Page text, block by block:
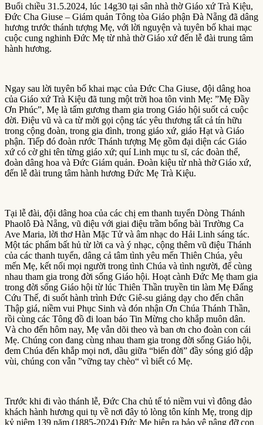
Buổi chiều 31.5.2024, lúc 14g30 tại sân nhà thờ Giáo xứ Trà Kiệu,
Đức Cha Giuse – Giám quản Tông tòa Giáo phận Đà Nẵng đã dâng
hương trước thánh tượng Mẹ, với lời nguyện và tuyên bố khai mạc
cuộc cung nghinh Đức Mẹ từ nhà thờ Giáo xứ đến lễ đài trung tâm
hành hương.
Ngay sau lời tuyên bố khai mạc của Đức Cha Giuse, đội dâng hoa
của Giáo xứ Trà Kiệu đã tung một trời hoa tôn vinh Mẹ: ”Mẹ Đầy
Ơn Phúc”, Mẹ là tấm gương tham gia trong Giáo hội suốt cả cuộc
đời. Điệu vũ và ca từ mời gọi cộng tác yêu thương tất cả tín hữu
trong cộng đoàn, trong gia đình, trong giáo xứ, giáo Hạt và Giáo
phận. Tiếp đó đoàn rước Thánh tượng Mẹ gồm đại diện các Giáo
xứ có cờ ghi tên từng giáo xứ; quí Linh mục tu sĩ, các đoàn thể,
đoàn dâng hoa và Đức Giám quản. Đoàn kiệu từ nhà thờ Giáo xứ,
đến lễ đài trung tâm hành hương Đức Mẹ Trà Kiệu.
Tại lễ đài, đội dâng hoa của các chị em thanh tuyển Dòng Thánh
Phaolô Đà Nẵng, vũ điệu với giai điệu trầm bổng bài Trường Ca
Ave Maria, lời thơ Hàn Mặc Tử và âm nhạc do Hải Linh sáng tác.
Một tác phẩm bất hủ từ lời ca và ý nhạc, cộng thêm vũ điệu Thánh
của các thanh tuyển, dâng cả tâm tình yêu mến Thiên Chúa, yêu
mến Mẹ, kết nối mọi người trong tình Chúa và tình người, để cùng
nhau tham gia trong đời sống Giáo hội. Hoạt cành Đức Mẹ tham gia
trong đời sống Giáo hội từ lúc Thiên Thần truyền tin làm Mẹ Đấng
Cứu Thế, đi suốt hành trình Đức Giê-su giảng dạy cho đến chân
Thập giá, niềm vui Phục Sinh và đón nhận Ơn Chúa Thánh Thần,
rồi cùng các Tông đồ đi loan báo Tin Mừng cho khắp muôn dân.
Và cho đến hôm nay, Mẹ vẫn dõi theo và ban ơn cho đoàn con cái
Mẹ. Chúng con đang cùng nhau tham gia trong đời sống Giáo hội,
đem Chúa đến khắp mọi nơi, dầu giữa “biển đời” đầy sóng gió dập
vùi, chúng con vẫn ”vững tay chèo“ vì biết có Mẹ.
Trước khi đi vào thánh lễ, Đức Cha chủ tế tỏ niềm vui vì đông đảo
khách hành hương qui tụ về nơi đây tỏ lòng tôn kính Mẹ, trong dịp
kỷ niệm 139 năm (1885-2024) Đức Mẹ hiện ra bảo vệ nâng đỡ con